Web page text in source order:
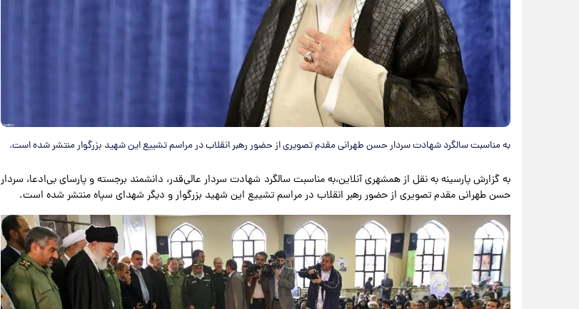
به مناسبت سالگرد شهادت سردار حسن طهرانی‌ مقدم تصویری از حضور رهبر انقلاب در مراسم تشییع این شهید بزرگوار منتشر شده است.
به گزارش پارسینه به نقل از همشهری آنلاین،به مناسبت سالگرد شهادت سردار عالی‌قدر، دانشمند برجسته و پارسای بی‌ادعا، سردار
حسن طهرانی‌ مقدم تصویری از حضور رهبر انقلاب در مراسم تشییع این شهید بزرگوار و دیگر شهدای سپاه منتشر شده است.